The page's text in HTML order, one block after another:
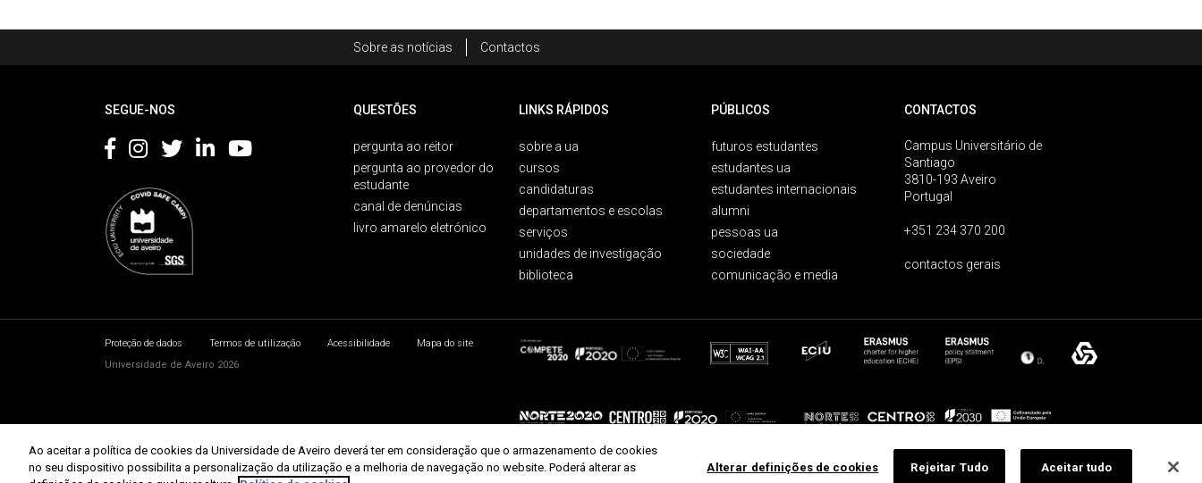
Sobre as notícias Contactos
SEGUE-NOS QUESTÕES
pergunta ao reitor
pergunta ao provedor do
estudante
canal de denúncias
livro amarelo eletrónico
LINKS RÁPIDOS
sobre a ua
cursos
candidaturas
departamentos e escolas
serviços
unidades de investigação
biblioteca
PÚBLICOS
futuros estudantes
estudantes ua
estudantes internacionais
alumni
pessoas ua
sociedade
comunicação e media
CONTACTOS
Campus Universitário de
Santiago
3810-193 Aveiro
Portugal
+351 234 370 200
contactos gerais
Proteção de dados Termos de utilização Acessibilidade
Mapa do site
Universidade de Aveiro 2026
Ao aceitar a política de cookies da Universidade de Aveiro deverá ter em consideração que o armazenamento de cookies
no seu dispositivo possibilita a personalização da utilização e a melhoria de navegação no website. Poderá alterar as
Alterar definições de cookies Rejeitar Tudo Aceitar tudo